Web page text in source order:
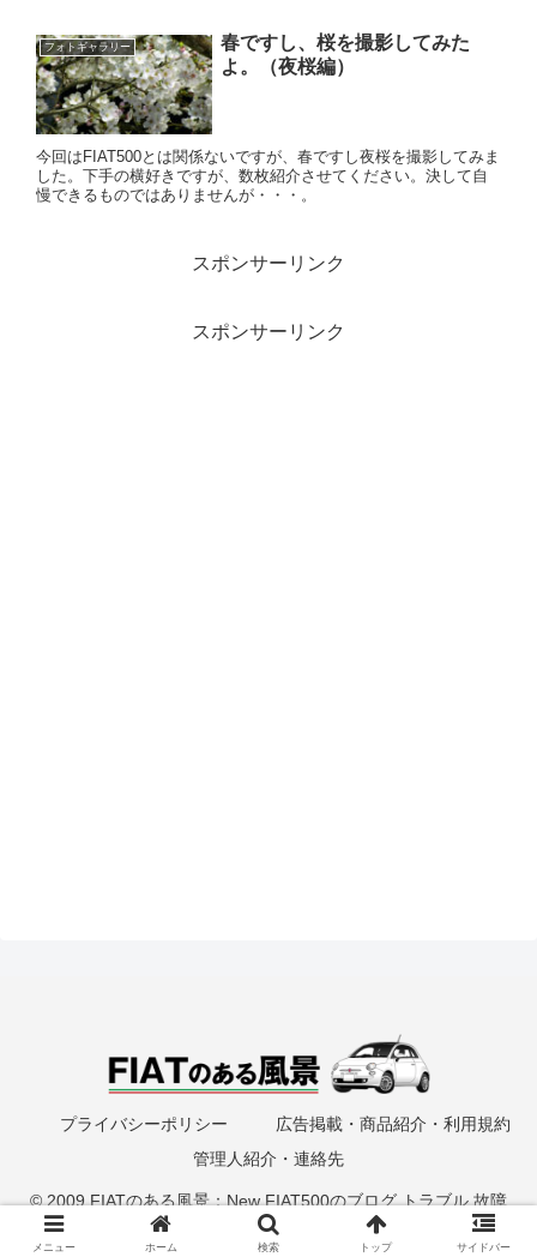
フォトギャラリー
春ですし、桜を撮影してみた
よ。（夜桜編）
今回はFIAT500とは関係ないですが、春ですし夜桜を撮影してみま
した。下手の横好きですが、数枚紹介させてください。決して自
慢できるものではありませんが・・・。
スポンサーリンク
スポンサーリンク
プライバシーポリシー
広告掲載・商品紹介・利用規約
管理人紹介・連絡先
© 2009 FIATのある風景：New FIAT500のブログ トラブル 故障
DIY作業記録.
メニュー ホーム 検索 トップ サイドバー